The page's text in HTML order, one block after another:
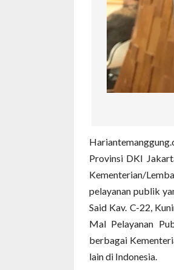
Provinsi DKI
Kementerian/
pelayanan publik
Said Kav. C-22,
Mal Pelayanan
berbagai
lain di Indonesia.